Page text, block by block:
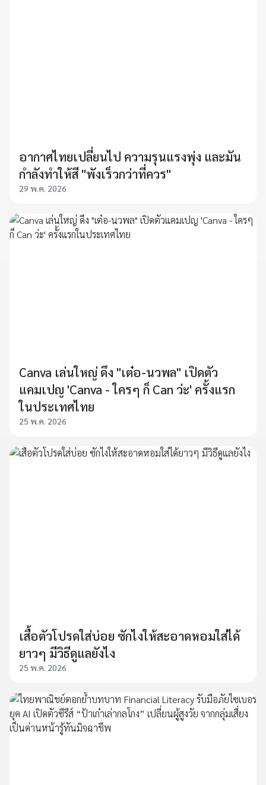
อากาศไทยเปลี่ยนไป ความรุนแรงพุ่ง และมัน
กำลังทำให้สี "พังเร็วกว่าที่ควร"
29 พ.ค. 2026
Canva เล่นใหญ่ ดึง "เต๋อ-นวพล" เปิดตัว
แคมเปญ 'Canva - ใครๆ ก็ Can ว่ะ' ครั้งแรก
ในประเทศไทย
25 พ.ค. 2026
เสื้อตัวโปรดใส่บ่อย ซักไงให้สะอาดหอมใส่ได้
ยาวๆ มีวิธีดูแลยังไง
25 พ.ค. 2026